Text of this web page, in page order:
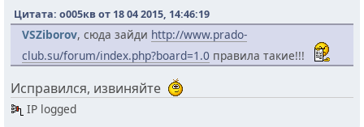
Цитата: о005кв от 18 04 2015, 14:46:19
VSZiborov, сюда зайди http://www.prado-
club.su/forum/index.php?board=1.0 правила такие!!!
Исправился, извиняйте
IP logged